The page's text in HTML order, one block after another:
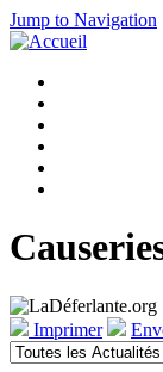
Jump to Navigation
Imprimer